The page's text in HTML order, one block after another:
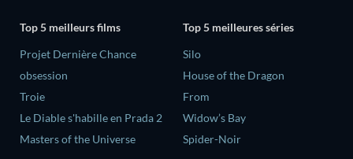
Top 5 meilleurs films
Projet Dernière Chance
obsession
Troie
Le Diable s'habille en Prada 2
Masters of the Universe
Top 5 meilleures séries
Silo
House of the Dragon
From
Widow’s Bay
Spider-Noir